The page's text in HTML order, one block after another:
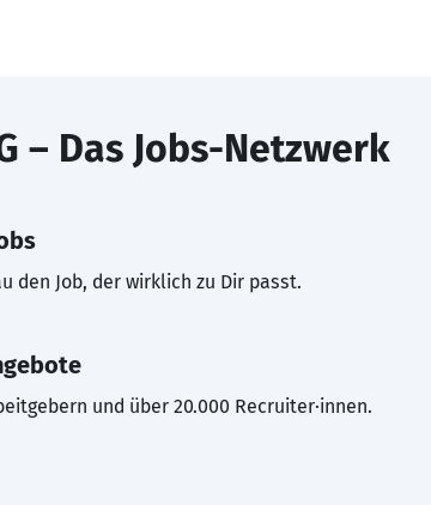
– Das Jobs-Netzwerk
den Job, der wirklich zu Dir passt.
und über 20.000 Recruiter·innen.